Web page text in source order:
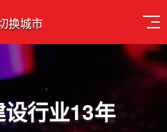
换城市
行业13年